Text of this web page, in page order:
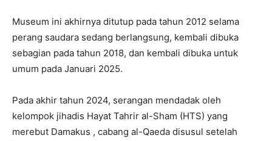
Museum ini akhirnya ditutup pada tahun 2012 selama
perang saudara sedang berlangsung, kembali dibuka
sebagian pada tahun 2018, dan kembali dibuka untuk
umum pada Januari 2025.
Pada akhir tahun 2024, serangan mendadak oleh
kelompok jihadis Hayat Tahrir al-Sham (HTS) yang
merebut Damakus , cabang al-Qaeda disusul setelah